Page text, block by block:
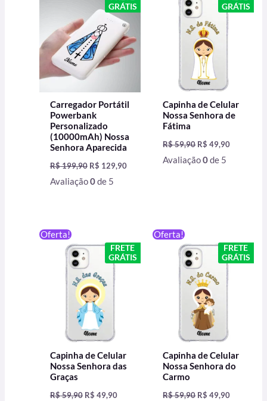
GRÁTIS
Carregador Portátil
Powerbank
Personalizado
(10000mAh) Nossa
Senhora Aparecida
R$199,90
era:
R$ 199,90.
R$ 129,90
é:
R$ 129,90.
Avaliação0de 5
GRÁTIS
Capinha de Celular
Nossa Senhora de
Fátima
R$59,90
era:
R$ 59,90.
R$ 49,90
é:
Avaliação0de 5
Oferta!
FRETE
GRÁTIS
Capinha de Celular
Nossa Senhora das
Graças
R$59,90
original
era:
R$ 59,90.
R$ 49,90
preço
atual
é:
Oferta!
FRETE
GRÁTIS
Capinha de Celular
Nossa Senhora do
Carmo
R$59,90
original
era:
R$ 59,90.
R$ 49,90
preço
atual
é: